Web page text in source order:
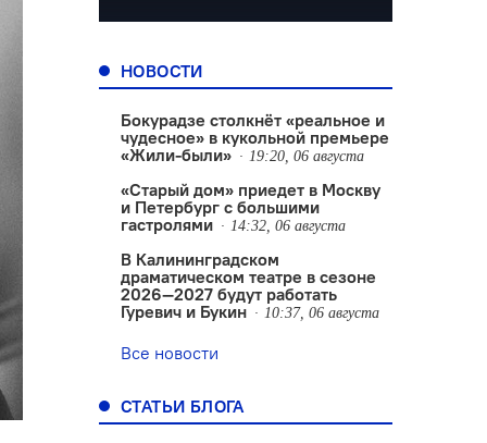
НОВОСТИ
Бокурадзе столкнëт «реальное и
чудесное» в кукольной премьере
«Жили-были»
19:20, 06 августа
«Старый дом» приедет в Москву
и Петербург с большими
гастролями
14:32, 06 августа
В Калининградском
драматическом театре в сезоне
2026—2027 будут работать
Гуревич и Букин
10:37, 06 августа
Все новости
СТАТЬИ БЛОГА